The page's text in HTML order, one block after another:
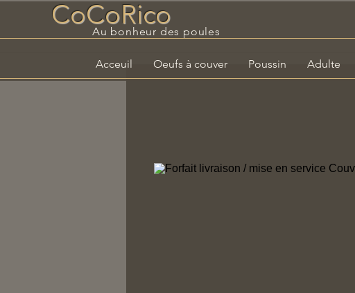
CoCoRico
Au bonheur des poules
Acceuil Oeufs à couver Poussin Adulte